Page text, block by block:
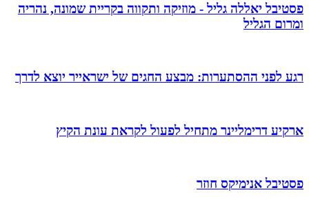
פסטיבל יאללה גליל - מוזיקה ותקווה בקריית שמונה, נהריה
ומרום הגליל
רגע לפני ההסתערות: מבצע החגים של ישראייר יוצא לדרך
ארקיע דרימליינר מתחיל לפעול לקראת עונת הקיץ
פסטיבל אנימיקס חוזר